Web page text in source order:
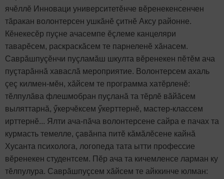
ячӗллӗ Инноваци университетӗнче вӗренекенсенчен
тăракан волонтерсен ушкăнӗ çитнӗ Аксу районне.
Кӗнекесӗр пуçне ачасемпе ӗçлеме канцеляри
таварӗсем, раскраскăсем те парнеленӗ хăнасем.
Саврăшпуçӗнчи пуçламăш шкулта вӗренекен пӗтӗм ача
пуçтарăннă хаваслă мероприятие. Волонтерсем ахаль
çеç килмен-мӗн, хăйсем те программа хатӗрленӗ:
тӗлпулăва флешмобран пуçланă та тӗрлӗ вăйăсем
выляттарнă, ӳкерчӗксем ӳкерттернӗ, мастер-классем
ирттернӗ... Ялти ача-пăча волонтерсене сайра е пачах та
курмасть темелле, çавăнпа питӗ кăмăлӗсене кайнă
Хусанта психолога, логопеда тата ытти профессие
вӗренекен студентсем. Пӗр ача та кичемленсе ларман ку
тӗлпулура. Саврăшпуçсем хăйсем те айккинче юлман: